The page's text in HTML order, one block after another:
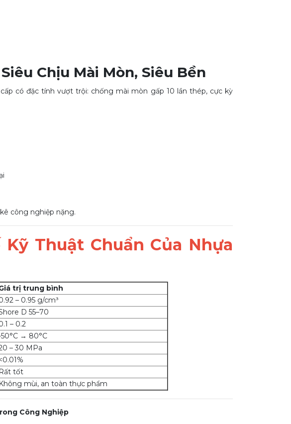
Chịu Mài Mòn, Siêu Bền
có đặc tính vượt trội: chống mài mòn gấp 10 lần thép, cực kỳ
công nghiệp nặng.
Thuật Chuẩn Của Nhựa
trị trung bình
– 0.95 g/cm³
D 55–70
– 0.2
→ 80°C
– 30 MPa
Rất tốt
Không mùi, an toàn thực phẩm
Công Nghiệp